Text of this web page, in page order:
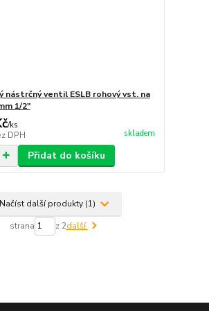
nástrčný ventil ESLB rohový vst. na
1/2"
/ks
DPH skladem
Přidat do košíku
Načíst další produkty (1)
strana z 2další